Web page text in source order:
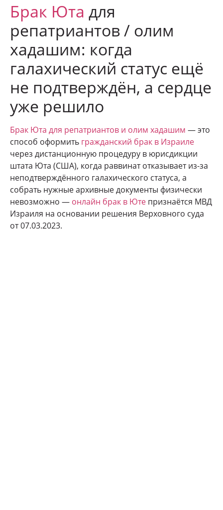
Брак Юта для
репатриантов / олим
хадашим: когда
галахический статус ещё
не подтверждён, а сердце
уже решило
Брак Юта для репатриантов и олим хадашим — это
способ оформить гражданский брак в Израиле
через дистанционную процедуру в юрисдикции
штата Юта (США), когда раввинат отказывает из-за
неподтверждённого галахического статуса, а
собрать нужные архивные документы физически
невозможно — онлайн брак в Юте признаётся МВД
Израиля на основании решения Верховного суда
от 07.03.2023.